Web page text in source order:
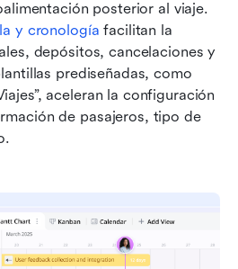
y cronología facilitan la
depósitos, cancelaciones y
prediseñadas, como
aceleran la configuración
de pasajeros, tipo de